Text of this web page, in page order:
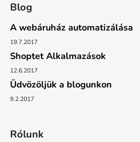
Blog
A webáruház automatizálása
19.7.2017
Shoptet Alkalmazások
12.6.2017
Üdvözöljük a blogunkon
9.2.2017
Rólunk